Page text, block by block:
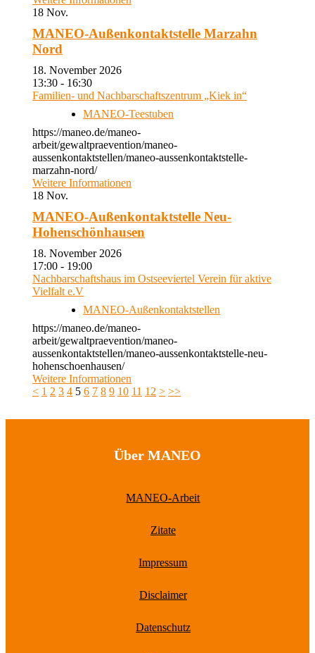
18 Nov.
MANEO-Außenkontaktstelle Marzahn
Nord
18. November 2026
13:30 - 16:30
Familien- und Nachbarschaftszentrum „Kiek in“
MANEO-Teestuben
https://maneo.de/maneo-
arbeit/gewaltpraevention/maneo-
aussenkontaktstellen/maneo-aussenkontaktstelle-
marzahn-nord/
Weitere Informationen
18 Nov.
MANEO-Außenkontaktstelle Neu-
Hohenschönhausen
18. November 2026
17:00 - 19:00
Nachbarschaftshaus im Ostseeviertel Verein für aktive
Vielfalt e.V
MANEO-Außenkontaktstellen
https://maneo.de/maneo-
arbeit/gewaltpraevention/maneo-
aussenkontaktstellen/maneo-aussenkontaktstelle-neu-
hohenschoenhausen/
Weitere Informationen
< 1 2 3 4 5 6 7 8 9 10 11 12 > >>
Über MANEO
MANEO-Arbeit
Zitate
Impressum
Disclaimer
Datenschutz